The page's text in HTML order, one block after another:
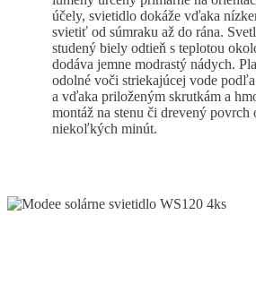
účely, svietidlo dokáže vďaka
svietiť od súmraku až do rána.
studený biely odtieň s teplotou
dodáva jemne modrastý nádych.
odolné voči striekajúcej vode
a vďaka priloženým skrutkám a
montáž na stenu či drevený povrch
niekoľkých minút.